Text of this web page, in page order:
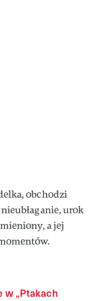
obchodzi
urok
a jej
w „Ptakach